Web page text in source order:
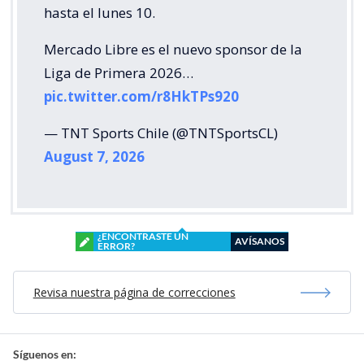
hasta el lunes 10.
Mercado Libre es el nuevo sponsor de la
Liga de Primera 2026…
pic.twitter.com/r8HkTPs920
— TNT Sports Chile (@TNTSportsCL)
August 7, 2026
¿ENCONTRASTE UN
ERROR?
AVÍSANOS
Revisa nuestra página de correcciones
Síguenos en: